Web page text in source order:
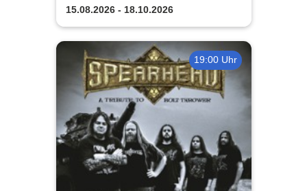
15.08.2026 - 18.10.2026
19:00 Uhr